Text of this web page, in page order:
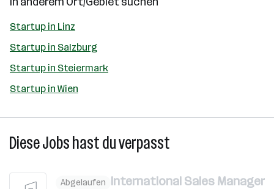
Startup in Linz
Startup in Salzburg
Startup in Steiermark
Startup in Wien
Diese Jobs hast du verpasst
Abgelaufen International Sales Manager